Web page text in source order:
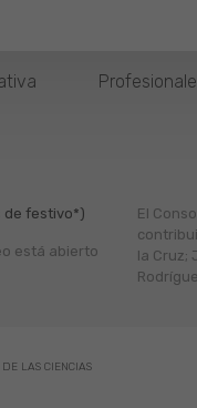
de festivo*)
está abierto
El
la Cruz;
DE LAS CIENCIAS